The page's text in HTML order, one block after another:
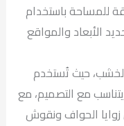
للمساحة باستخدام
الأبعاد والمواقع
الخشب، حيث تُستخدم
مع التصميم، مع
زوايا الحواف ونقوش